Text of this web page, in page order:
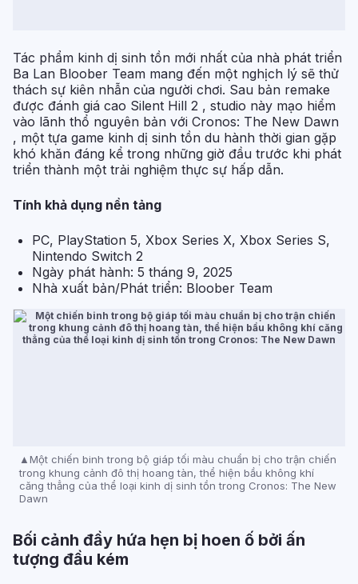
Tác phẩm kinh dị sinh tồn mới nhất của nhà phát triển
Ba Lan Bloober Team mang đến một nghịch lý sẽ thử
thách sự kiên nhẫn của người chơi. Sau bản remake
được đánh giá cao Silent Hill 2 , studio này mạo hiểm
vào lãnh thổ nguyên bản với Cronos: The New Dawn
, một tựa game kinh dị sinh tồn du hành thời gian gặp
khó khăn đáng kể trong những giờ đầu trước khi phát
triển thành một trải nghiệm thực sự hấp dẫn.
Tính khả dụng nền tảng
PC, PlayStation 5, Xbox Series X, Xbox Series S,
Nintendo Switch 2
Ngày phát hành: 5 tháng 9, 2025
Nhà xuất bản/Phát triển: Bloober Team
Một chiến binh trong bộ giáp tối màu chuẩn bị cho trận chiến
trong khung cảnh đô thị hoang tàn, thể hiện bầu không khí
căng thẳng của thể loại kinh dị sinh tồn trong Cronos: The New
Dawn
Bối cảnh đầy hứa hẹn bị hoen ố bởi ấn
tượng đầu kém